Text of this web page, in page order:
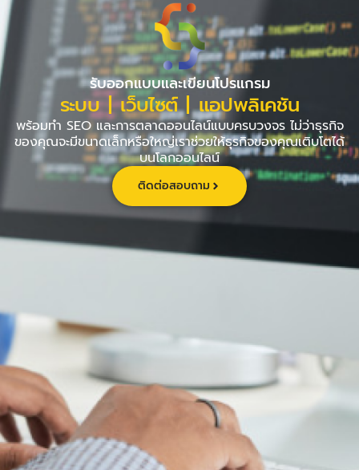
Skip
to
content
รับออกแบบและเขียนโปรแกรม
ระบบ | เว็บไซต์ | แอปพลิเคชัน
พร้อมทำ SEO และการตลาดออนไลน์แบบครบวงจร ไม่ว่าธุรกิจ
ของคุณจะมีขนาดเล็กหรือใหญ่เราช่วยให้ธุรกิจของคุณเติบโตได้
บนโลกออนไลน์
ติดต่อสอบถาม